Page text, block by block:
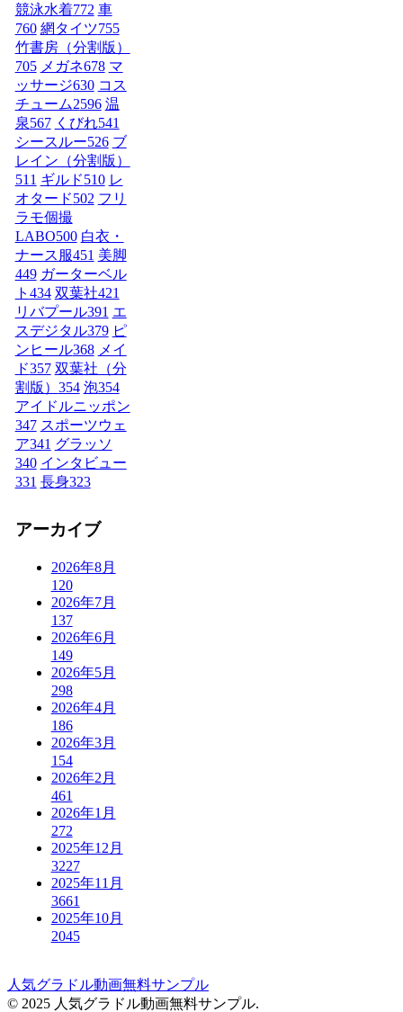
競泳水着772 車
760 網タイツ755
竹書房（分割版）
705 メガネ678 マ
ッサージ630 コス
チューム2596 温
泉567 くびれ541
シースルー526 ブ
レイン（分割版）
511 ギルド510 レ
オタード502 フリ
ラモ個撮
LABO500 白衣・
ナース服451 美脚
449 ガーターベル
ト 434 双葉社421
リバプール391 エ
スデジタル379 ピ
ンヒール368 メイ
ド357 双葉社（分
割版） 354 泡354
アイドルニッポン
347 スポーツウェ
ア341 グラッソ
340 インタビュー
331 長身323
アーカイブ
2026年8月
120
2026年7月
137
2026年6月
149
2026年5月
298
2026年4月
186
2026年3月
154
2026年2月
461
2026年1月
272
2025年12月
3227
2025年11月
3661
2025年10月
2045
人気グラドル動画無料サンプル
© 2025 人気グラドル動画無料サンプル.